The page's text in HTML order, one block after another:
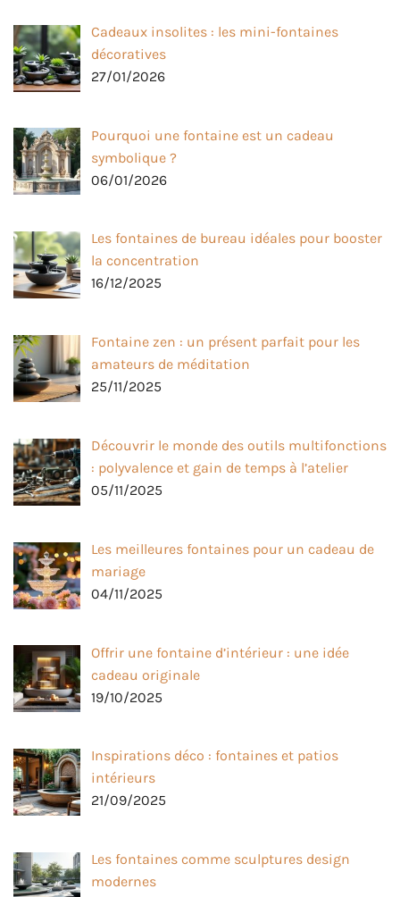
Cadeaux insolites : les mini-fontaines
décoratives
27/01/2026
Pourquoi une fontaine est un cadeau
symbolique ?
06/01/2026
Les fontaines de bureau idéales pour booster
la concentration
16/12/2025
Fontaine zen : un présent parfait pour les
amateurs de méditation
25/11/2025
Découvrir le monde des outils multifonctions
: polyvalence et gain de temps à l’atelier
05/11/2025
Les meilleures fontaines pour un cadeau de
mariage
04/11/2025
Offrir une fontaine d’intérieur : une idée
cadeau originale
19/10/2025
Inspirations déco : fontaines et patios
intérieurs
21/09/2025
Les fontaines comme sculptures design
modernes